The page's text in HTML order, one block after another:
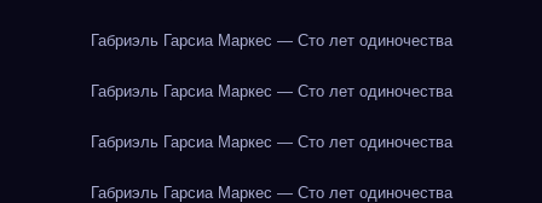
Габриэль Гарсиа Маркес — Сто лет одиночества
Габриэль Гарсиа Маркес — Сто лет одиночества
Габриэль Гарсиа Маркес — Сто лет одиночества
Габриэль Гарсиа Маркес — Сто лет одиночества